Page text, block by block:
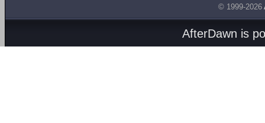
© 1999-2026
AfterDawn is